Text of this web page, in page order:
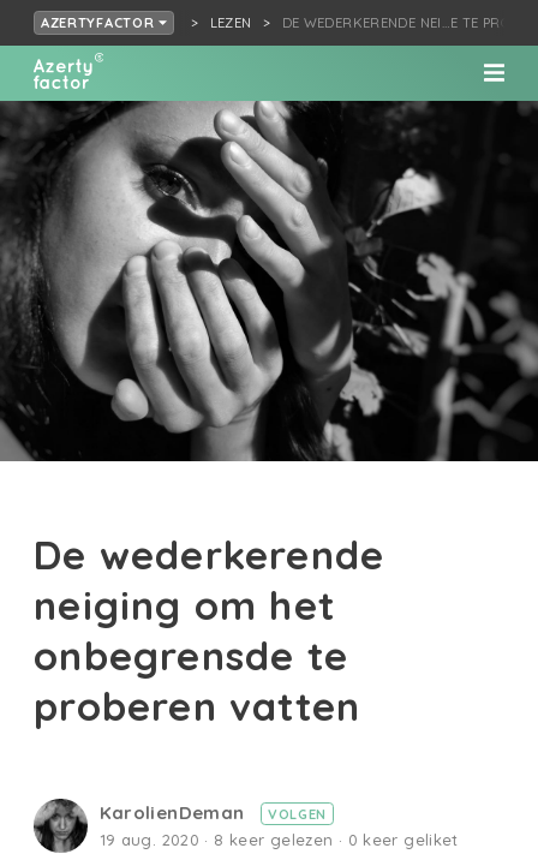
AZERTYFACTOR LEZEN DE WEDERKERENDE NEI…E TE
De wederkerende
neiging om het
onbegrensde te
proberen vatten
KarolienDeman VOLGEN
19 aug. 2020 · 8 keer gelezen · 0 keer geliket